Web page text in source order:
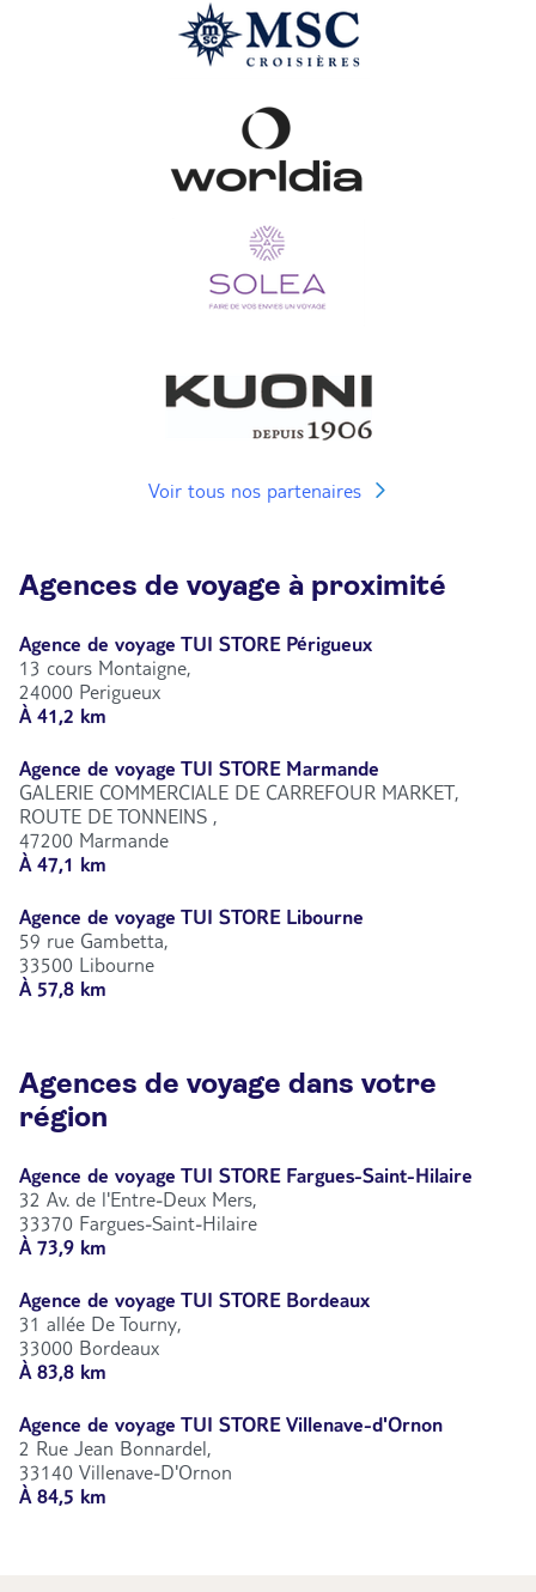
Voir tous nos partenaires
Agences de voyage à proximité
Agence de voyage TUI STORE Périgueux
13 cours Montaigne,
24000 Perigueux
À 41,2 km
Agence de voyage TUI STORE Marmande
GALERIE COMMERCIALE DE CARREFOUR MARKET,
ROUTE DE TONNEINS ,
47200 Marmande
À 47,1 km
Agence de voyage TUI STORE Libourne
59 rue Gambetta,
33500 Libourne
À 57,8 km
Agences de voyage dans votre
région
Agence de voyage TUI STORE Fargues-Saint-Hilaire
32 Av. de l'Entre-Deux Mers,
33370 Fargues-Saint-Hilaire
À 73,9 km
Agence de voyage TUI STORE Bordeaux
31 allée De Tourny,
33000 Bordeaux
À 83,8 km
Agence de voyage TUI STORE Villenave-d'Ornon
2 Rue Jean Bonnardel,
33140 Villenave-D'Ornon
À 84,5 km